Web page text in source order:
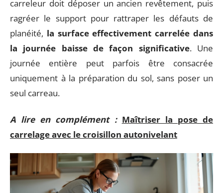
carreleur doit déposer un ancien revêtement, puis
ragréer le support pour rattraper les défauts de
planéité, la surface effectivement carrelée dans
la journée baisse de façon significative. Une
journée entière peut parfois être consacrée
uniquement à la préparation du sol, sans poser un
seul carreau.
A lire en complément : Maîtriser la pose de
carrelage avec le croisillon autonivelant